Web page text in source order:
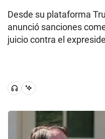
Desde su plataforma
anunció sanciones
juicio contra el